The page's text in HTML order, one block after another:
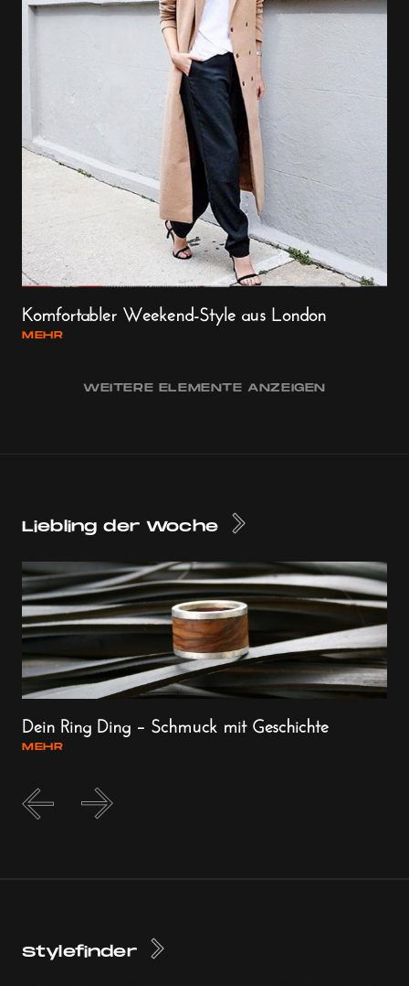
Komfortabler Weekend-Style aus London
MEHR
WEITERE ELEMENTE ANZEIGEN
Liebling der Woche
Dein Ring Ding – Schmuck mit Geschichte
MEHR
Stylefinder